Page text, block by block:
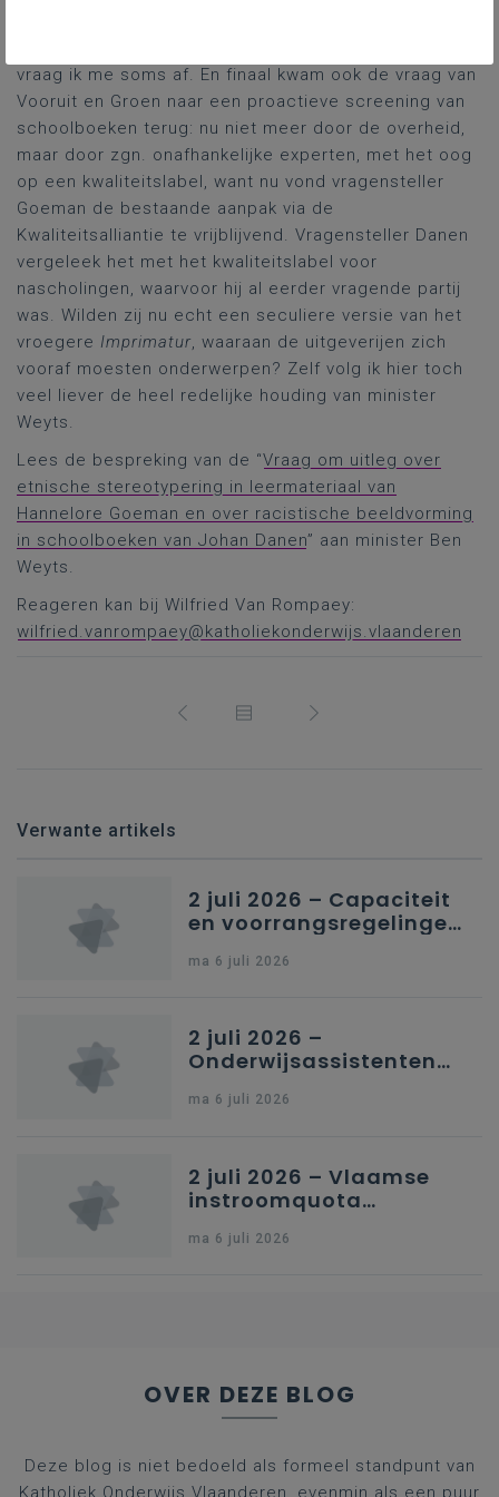
vraag ik me soms af. En finaal kwam ook de vraag van
Vooruit en Groen naar een proactieve screening van
schoolboeken terug: nu niet meer door de overheid,
maar door zgn. onafhankelijke experten, met het oog
op een kwaliteitslabel, want nu vond vragensteller
Goeman de bestaande aanpak via de
Kwaliteitsalliantie te vrijblijvend. Vragensteller Danen
vergeleek het met het kwaliteitslabel voor
nascholingen, waarvoor hij al eerder vragende partij
was. Wilden zij nu echt een seculiere versie van het
vroegere Imprimatur, waaraan de uitgeverijen zich
vooraf moesten onderwerpen? Zelf volg ik hier toch
veel liever de heel redelijke houding van minister
Weyts.
Lees de bespreking van de “Vraag om uitleg over
etnische stereotypering in leermateriaal van
Hannelore Goeman en over racistische beeldvorming
in schoolboeken van Johan Danen” aan minister Ben
Weyts.
Reageren kan bij Wilfried Van Rompaey:
wilfried.vanrompaey@katholiekonderwijs.vlaanderen
Verwante artikels
2 juli 2026 – Capaciteit
en voorrangsregelingen
secundair onderwijs in
ma 6 juli 2026
2 juli 2026 –
Onderwijsassistenten
kleuteronderwijs
ma 6 juli 2026
2 juli 2026 – Vlaamse
instroomquota
federale RIZIV-
ma 6 juli 2026
OVER DEZE BLOG
Deze blog is niet bedoeld als formeel standpunt van
Katholiek Onderwijs Vlaanderen, evenmin als een puur